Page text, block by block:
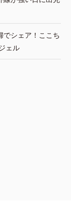
でシェア！ここち
ェル